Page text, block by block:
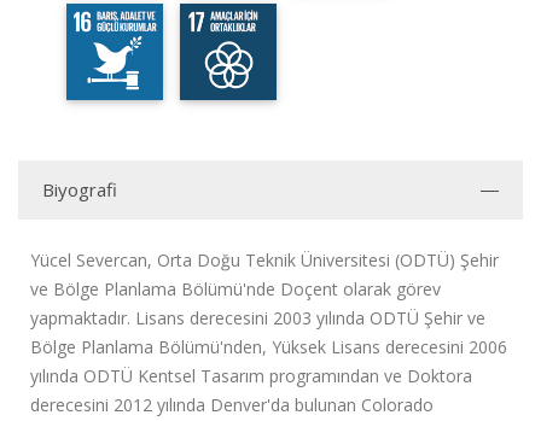
Biyografi
Yücel Severcan, Orta Doğu Teknik Üniversitesi (ODTÜ) Şehir
ve Bölge Planlama Bölümü'nde Doçent olarak görev
yapmaktadır. Lisans derecesini 2003 yılında ODTÜ Şehir ve
Bölge Planlama Bölümü'nden, Yüksek Lisans derecesini 2006
yılında ODTÜ Kentsel Tasarım programından ve Doktora
derecesini 2012 yılında Denver'da bulunan Colorado